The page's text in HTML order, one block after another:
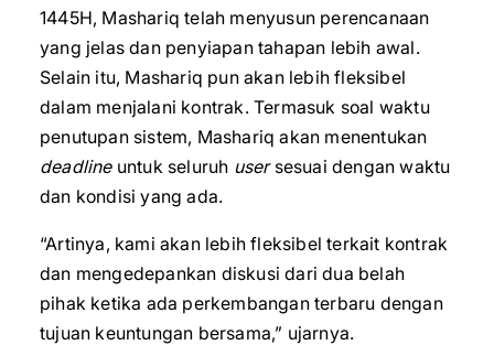
1445H, Mashariq telah menyusun perencanaan
yang jelas dan penyiapan tahapan lebih awal.
Selain itu, Mashariq pun akan lebih fleksibel
dalam menjalani kontrak. Termasuk soal waktu
penutupan sistem, Mashariq akan menentukan
deadlineuntuk seluruh usersesuai dengan waktu
dan kondisi yang ada.
“Artinya, kami akan lebih fleksibel terkait kontrak
dan mengedepankan diskusi dari dua belah
pihak ketika ada perkembangan terbaru dengan
tujuan keuntungan bersama,” ujarnya.